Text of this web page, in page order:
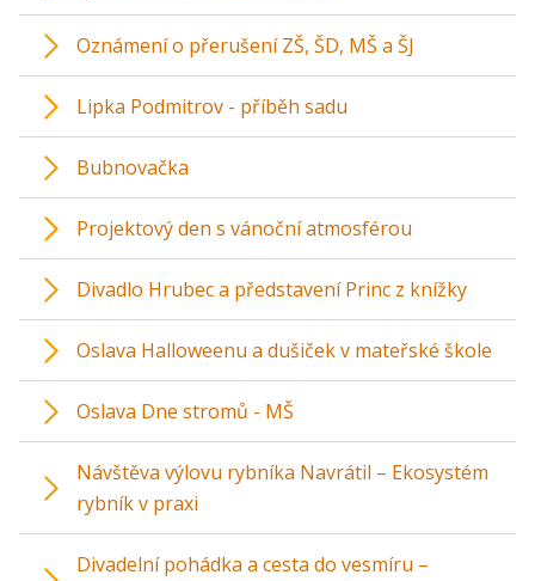
Oznámení o přerušení ZŠ, ŠD, MŠ a ŠJ
Lipka Podmitrov - příběh sadu
Bubnovačka
Projektový den s vánoční atmosférou
Divadlo Hrubec a představení Princ z knížky
Oslava Halloweenu a dušiček v mateřské škole
Oslava Dne stromů - MŠ
Návštěva výlovu rybníka Navrátil – Ekosystém
rybník v praxi
Divadelní pohádka a cesta do vesmíru –